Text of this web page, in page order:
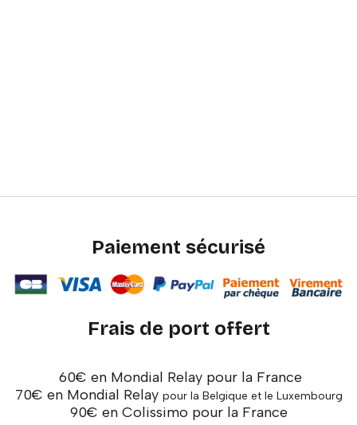
Paiement sécurisé
Frais de port offert
60€ en Mondial Relay pour la France
70€ en Mondial Relay pour la Belgique et le Luxembourg
90€ en Colissimo pour la France